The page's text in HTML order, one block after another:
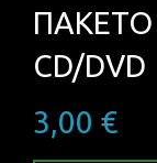
ΠΑΚΕΤΟ
CD/DVD
3,00 €